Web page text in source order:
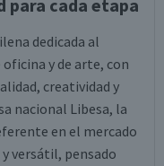
para cada etapa
dedicada al
y de arte, con
creatividad y
nacional Libesa, la
en el mercado
versátil, pensado